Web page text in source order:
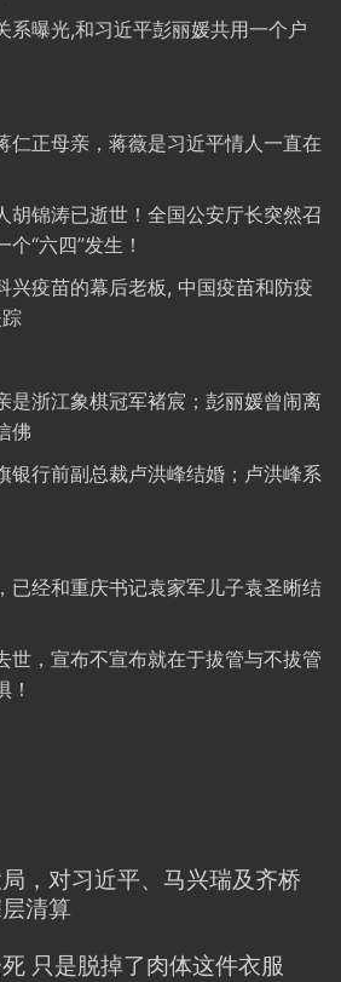
系曝光,和习近平彭丽媛共用一个户
仁正母亲，蒋薇是习近平情人一直在
胡锦涛已逝世！全国公安厅长突然召
“六四”发生！
兴疫苗的幕后老板, 中国疫苗和防疫
是浙江象棋冠军褚宸；彭丽媛曾闹离
佛
银行前副总裁卢洪峰结婚；卢洪峰系
已经和重庆书记袁家军儿子袁圣晰结
世，宣布不宣布就在于拔管与不拔管
！
，对习近平、马兴瑞及齐桥
清算
只是脱掉了肉体这件衣服